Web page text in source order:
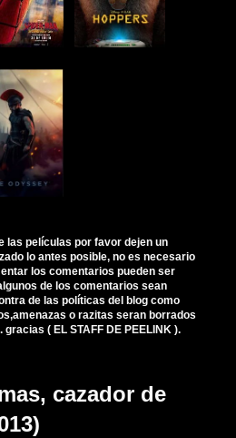
las películas por favor dejen un
lo antes posible, no es necesario
los comentarios pueden ser
de los comentarios sean
de las políticas del blog como
o razitas seran borrados
( EL STAFF DE PEELINK ).
cazador de